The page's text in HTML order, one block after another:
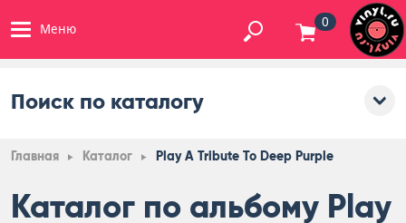
Меню 0
Поиск по каталогу
Главная Каталог Play A Tribute To Deep Purple
Каталог по альбому Play